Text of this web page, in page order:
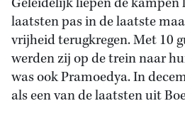
laatsten pas in de laatste
vrijheid terugkregen. Met 10
werden zij op de trein naar
was ook Pramoedya. In
als een van de laatsten uit